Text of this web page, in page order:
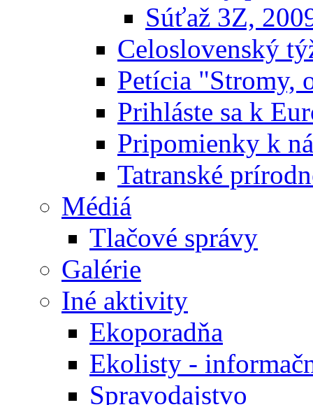
Súťaž 3Z,
Celoslovenský
Petícia "Stromy,
Prihláste sa k
Pripomienky k
Tatranské
Médiá
Tlačové správy
Galérie
Iné aktivity
Ekoporadňa
Ekolisty -
Spravodajstvo